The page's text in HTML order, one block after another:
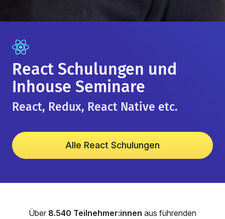
React Schulungen und
Inhouse Seminare
React, Redux, React Native etc.
Alle React Schulungen
Über 8.540 Teilnehmer:innen aus führenden